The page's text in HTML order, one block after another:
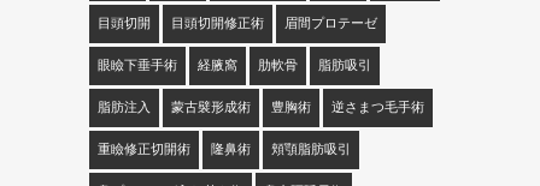
目頭切開 目頭切開修正術 眉間プロテーゼ
眼瞼下垂手術 経腋窩 肋軟骨 脂肪吸引
脂肪注入 蒙古襞形成術 豊胸術 逆さまつ毛手術
重瞼修正切開術 隆鼻術 頬顎脂肪吸引